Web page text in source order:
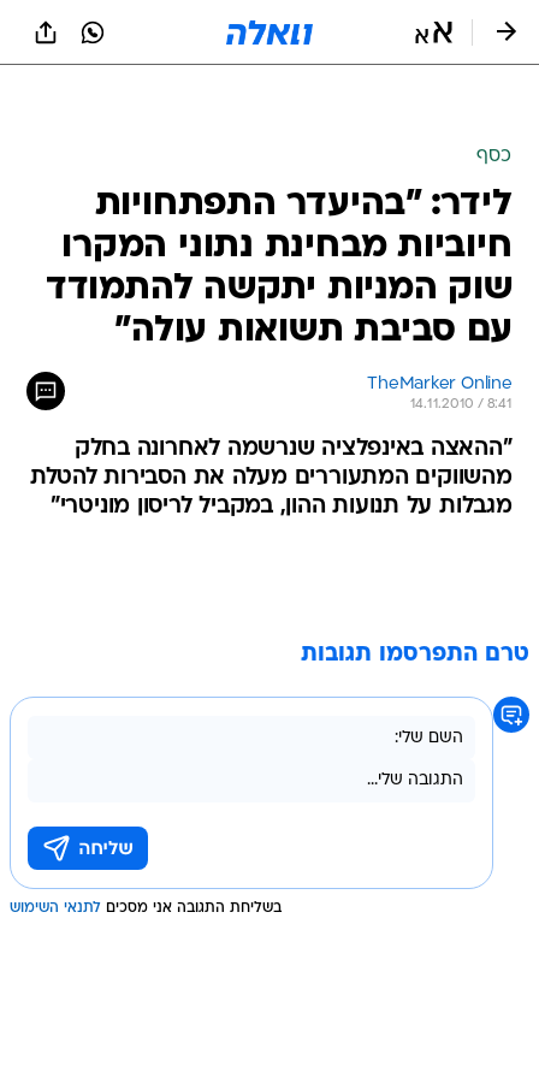
כסף
לידר: "בהיעדר התפתחויות
חיוביות מבחינת נתוני המקרו
שוק המניות יתקשה להתמודד
עם סביבת תשואות עולה"
TheMarker Online
14.11.2010 / 8:41
"ההאצה באינפלציה שנרשמה לאחרונה בחלק
מהשווקים המתעוררים מעלה את הסבירות להטלת
מגבלות על תנועות ההון, במקביל לריסון מוניטרי"
טרם התפרסמו תגובות
בשליחת התגובה אני מסכים לתנאי השימוש